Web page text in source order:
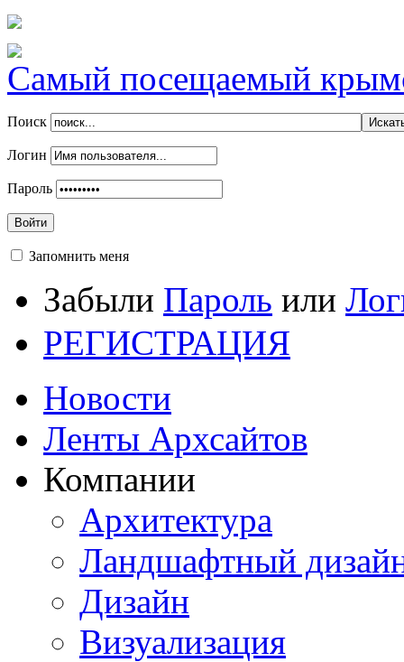
Самый посещаемый
Поиск
Логин
Пароль
Войти
Запомнить меня
Забыли Пароль или
РЕГИСТРАЦИЯ
Новости
Ленты Архсайтов
Компании
Архитектура
Ландшафтный
Дизайн
Визуализация